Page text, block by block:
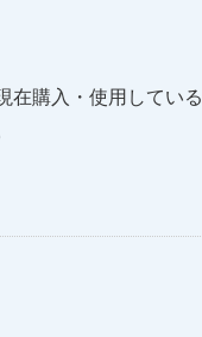
購入・使用してい